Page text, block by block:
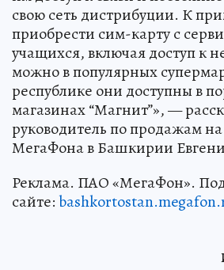
свою сеть дистрибуции. К
приобрести сим-карту с
учащихся, включая доступ к
можно в популярных
республике они доступны в
магазинах “Магнит”», —
руководитель по продажам
МегаФона в Башкирии
Реклама. ПАО «МегаФон».
сайте: